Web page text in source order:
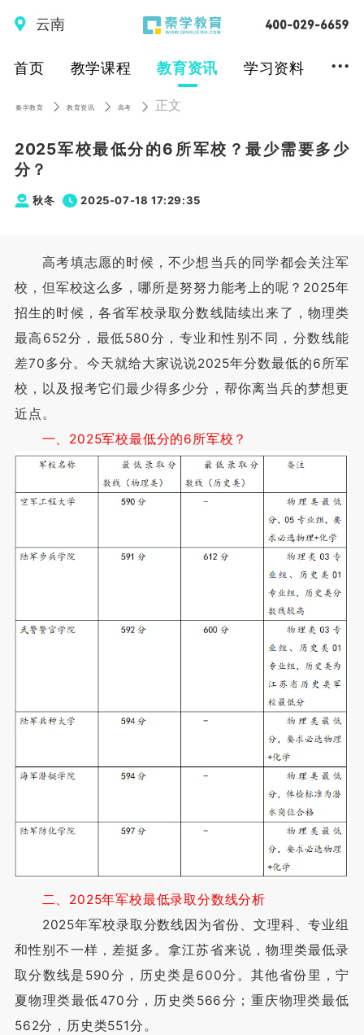
云南
首页 教学课程 教育资讯 学习资料 ...
秦学教育 教育资讯 高考 正文
2025军校最低分的6所军校？最少需要多少
分？
秋冬 2025-07-18 17:29:35
高考填志愿的时候，不少想当兵的同学都会关注军
校，但军校这么多，哪所是努努力能考上的呢？2025年
招生的时候，各省军校录取分数线陆续出来了，物理类
最高652分，最低580分，专业和性别不同，分数线能
差70多分。今天就给大家说说2025年分数最低的6所军
校，以及报考它们最少得多少分，帮你离当兵的梦想更
近点。
一、2025军校最低分的6所军校？
二、2025年军校最低录取分数线分析
2025年军校录取分数线因为省份、文理科、专业组
和性别不一样，差挺多。拿江苏省来说，物理类最低录
取分数线是590分，历史类是600分。其他省份里，宁
夏物理类最低470分，历史类566分；重庆物理类最低
562分，历史类551分。